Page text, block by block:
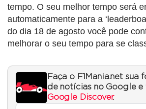
tempo. O seu melhor tempo será
automaticamente para a
do dia 18 de agosto você pode
melhorar o seu tempo para se
Faça o F1Mania.net sua
de notícias no Google e
Google Discover.